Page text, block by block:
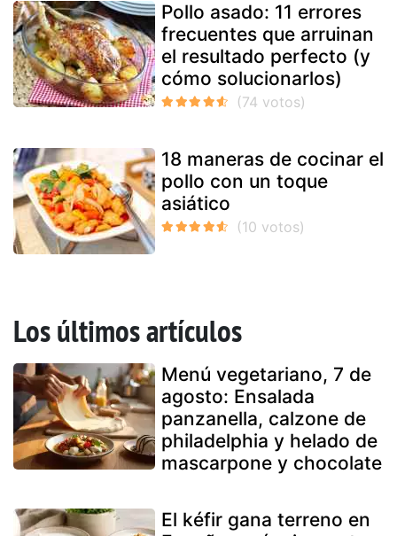
Pollo asado: 11 errores
frecuentes que arruinan
el resultado perfecto (y
cómo solucionarlos)
18 maneras de cocinar el
pollo con un toque
asiático
Los últimos artículos
Menú vegetariano, 7 de
agosto: Ensalada
panzanella, calzone de
philadelphia y helado de
mascarpone y chocolate
El kéfir gana terreno en